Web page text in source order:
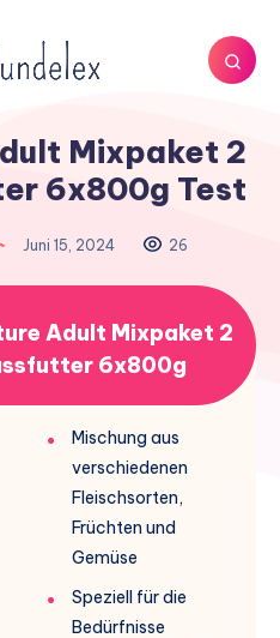
Mixpaket 2
6x800g Test
Juni 15, 2024 26
Adult Mixpaket 2
6x800g
Mischung aus
verschiedenen
Fleischsorten,
Früchten und
Gemüse
Speziell für die
Bedürfnisse